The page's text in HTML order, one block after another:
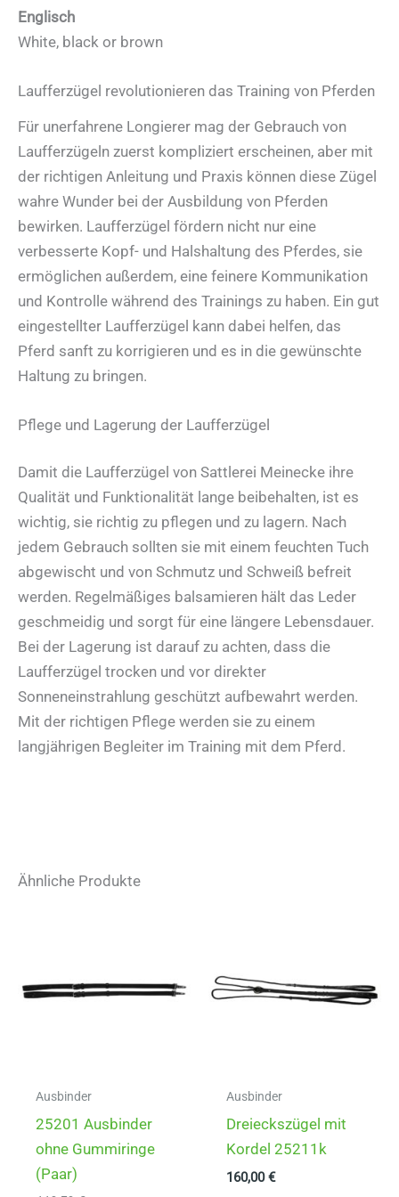
Englisch
White, black or brown
Laufferzügel revolutionieren das Training von Pferden
Für unerfahrene Longierer mag der Gebrauch von
Laufferzügeln zuerst kompliziert erscheinen, aber mit
der richtigen Anleitung und Praxis können diese Zügel
wahre Wunder bei der Ausbildung von Pferden
bewirken. Laufferzügel fördern nicht nur eine
verbesserte Kopf- und Halshaltung des Pferdes, sie
ermöglichen außerdem, eine feinere Kommunikation
und Kontrolle während des Trainings zu haben. Ein gut
eingestellter Laufferzügel kann dabei helfen, das
Pferd sanft zu korrigieren und es in die gewünschte
Haltung zu bringen.
Pflege und Lagerung der Laufferzügel
Damit die Laufferzügel von Sattlerei Meinecke ihre
Qualität und Funktionalität lange beibehalten, ist es
wichtig, sie richtig zu pflegen und zu lagern. Nach
jedem Gebrauch sollten sie mit einem feuchten Tuch
abgewischt und von Schmutz und Schweiß befreit
werden. Regelmäßiges balsamieren hält das Leder
geschmeidig und sorgt für eine längere Lebensdauer.
Bei der Lagerung ist darauf zu achten, dass die
Laufferzügel trocken und vor direkter
Sonneneinstrahlung geschützt aufbewahrt werden.
Mit der richtigen Pflege werden sie zu einem
langjährigen Begleiter im Training mit dem Pferd.
Ähnliche Produkte
Ausbinder
25201 Ausbinder
ohne Gummiringe
(Paar)
Ausbinder
Dreieckszügel mit
Kordel 25211k
160,00€